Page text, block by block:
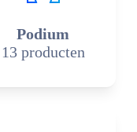
Podium
13 producten